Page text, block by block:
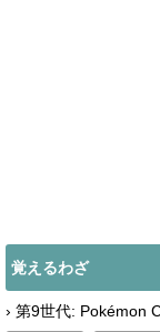
覚えるわざ
› 第9世代: Pokémon